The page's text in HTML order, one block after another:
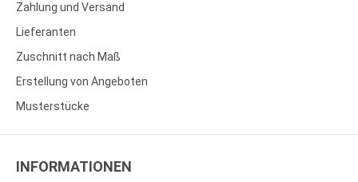
Zahlung und Versand
Lieferanten
Zuschnitt nach Maß
Erstellung von Angeboten
Musterstücke
INFORMATIONEN